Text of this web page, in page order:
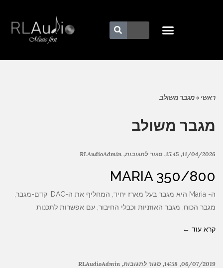
ראשי »מגבר משולב
מגבר משולב
11/04/2026
15:45 סגור לתגובות RLAudioAdmin
MARIA 350/800
ה- Maria היא מגבר בעל מארז יחיד, המחליף את ה-DAC, קדם-מגבר,
מגבר הכוח, מגבר האוזניות וכבלי החיבור, עם אפשרות לתכנות
קרא עוד ←
06/07/2019
14:58 סגור לתגובות RLAudioAdmin